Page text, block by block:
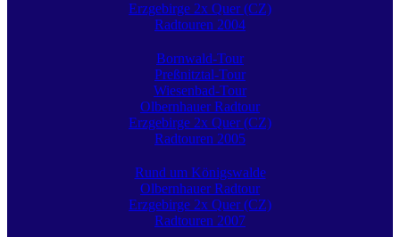
Erzgebirge 2x Quer (CZ)
Radtouren 2004
Bornwald-Tour
Preßnitztal-Tour
Wiesenbad-Tour
Olbernhauer Radtour
Erzgebirge 2x Quer (CZ)
Radtouren 2005
Rund um Königswalde
Olbernhauer Radtour
Erzgebirge 2x Quer (CZ)
Radtouren 2007